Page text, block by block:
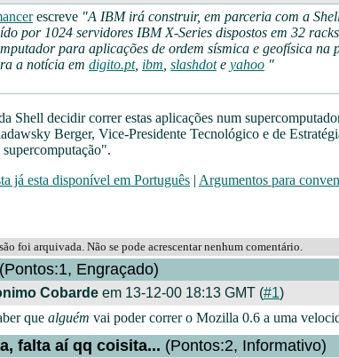
escreve "A IBM irá construir, em parceria com a
por 1024 servidores IBM X-Series dispostos em 32 racks
para aplicações de ordem sísmica e geofísica
a notícia em digito.pt, ibm slashdote yahoo "
Shell decidir correr estas aplicações num
Berger, Vice-Presidente Tecnológico e de
supercomputação".
já esta disponível em Português | Argumentos para
foi arquivada. Não se pode acrescentar nenhum comentário.
(Pontos:1, Engraçado)
Cobarde em 13-12-00 18:13 GMT (#1)
que alguém vai poder correr o Mozilla 0.6 a uma
falta aí qq coisita... (Pontos:2, Informativo)